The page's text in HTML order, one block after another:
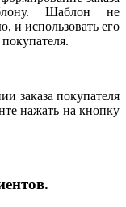
Шаблон не
и использовать его
заказа покупателя
нажать на кнопку